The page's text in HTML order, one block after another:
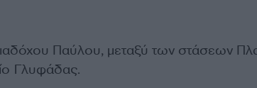
Παύλου, μεταξύ των στάσεων
Γλυφάδας.